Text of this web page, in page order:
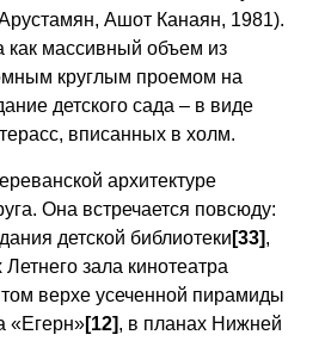
Ашот Канаян, 1981).
как массивный объем из
круглым проемом на
детского сада – в виде
вписанных в холм.
архитектуре
Она встречается повсюду:
детской библиотеки [33],
зала кинотеатра
верхе усеченной пирамиды
«Егерн»[12], в планах Нижней